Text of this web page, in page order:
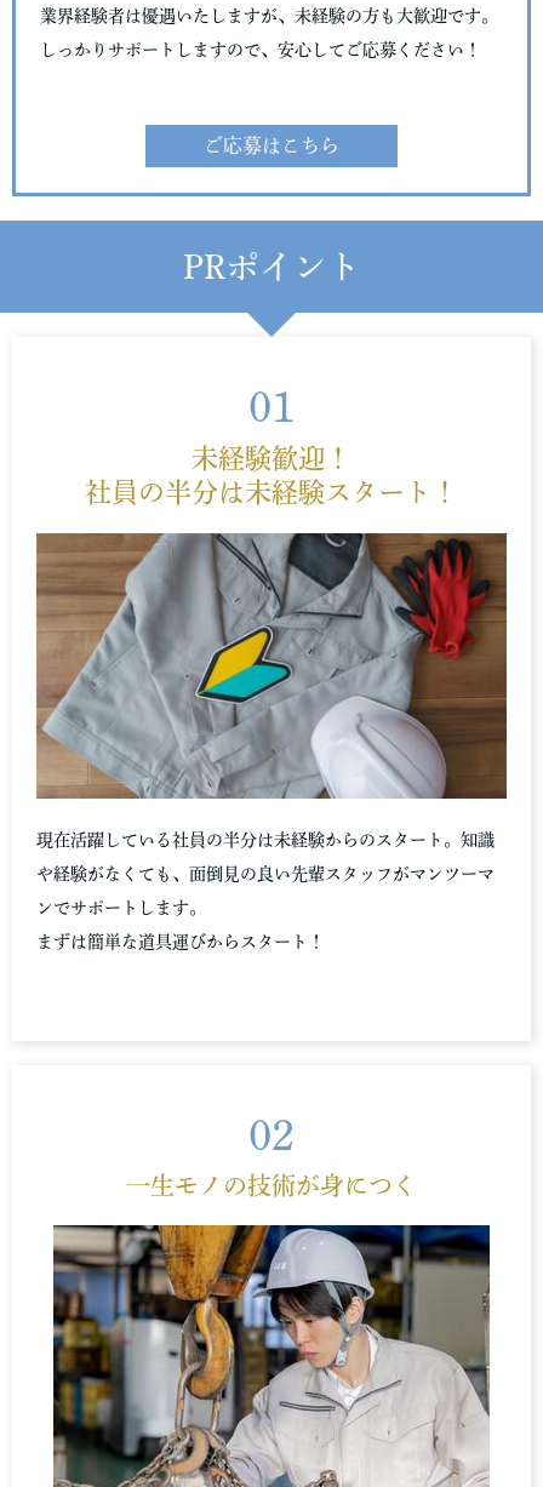
業界経験者は優遇いたしますが、未経験の方も大歓迎です。
しっかりサポートしますので、安心してご応募ください！
ご応募はこちら
PRポイント
01
未経験歓迎！
社員の半分は未経験スタート！
現在活躍している社員の半分は未経験からのスタート。知識
や経験がなくても、面倒見の良い先輩スタッフがマンツーマ
ンでサポートします。
まずは簡単な道具運びからスタート！
02
一生モノの技術が身につく